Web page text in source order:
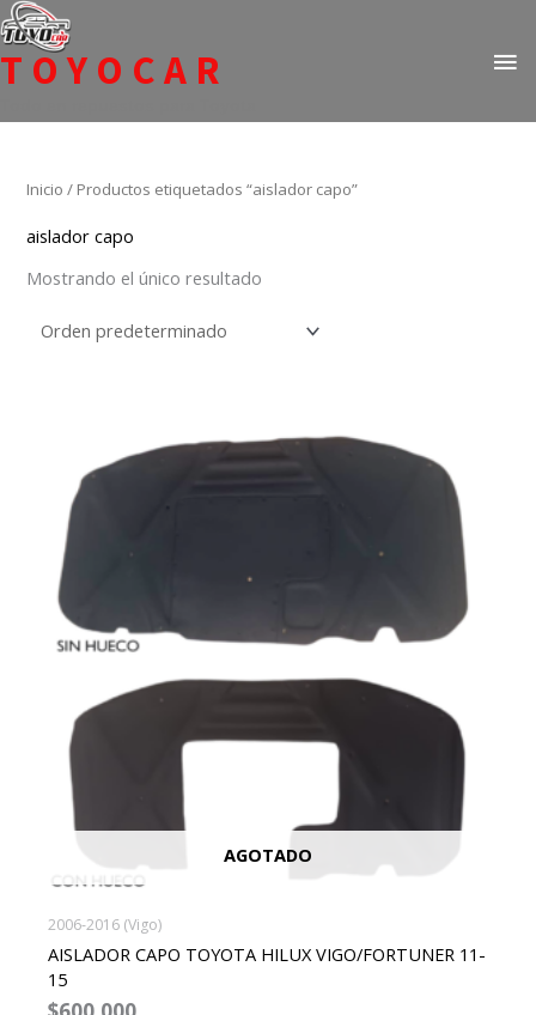
Ir
al
contenido
TOYOCAR
Inicio / Productos etiquetados “aislador capo”
aislador capo
Mostrando el único resultado
AGOTADO
2006-2016 (Vigo)
AISLADOR CAPO TOYOTA HILUX VIGO/FORTUNER 11-
15
Este
variantes.
opciones
página
de